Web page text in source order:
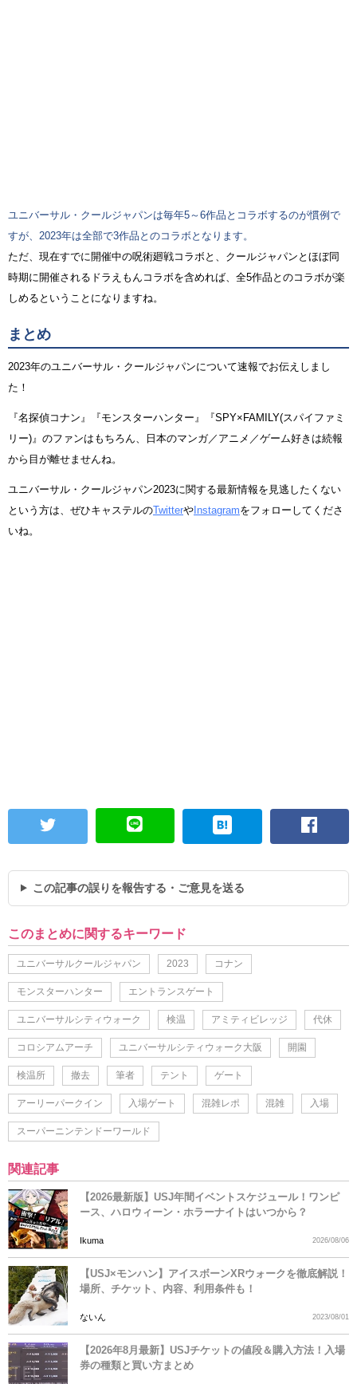
ユニバーサル・クールジャパンは毎年5～6作品とコラボするのが慣例で
すが、2023年は全部で3作品とのコラボとなります。
ただ、現在すでに開催中の呪術廻戦コラボと、クールジャパンとほぼ同
時期に開催されるドラえもんコラボを含めれば、全5作品とのコラボが楽
しめるということになりますね。
まとめ
2023年のユニバーサル・クールジャパンについて速報でお伝えしまし
た！
『名探偵コナン』『モンスターハンター』『SPY×FAMILY(スパイファミ
リー)』のファンはもちろん、日本のマンガ／アニメ／ゲーム好きは続報
から目が離せませんね。
ユニバーサル・クールジャパン2023に関する最新情報を見逃したくない
という方は、ぜひキャステルのTwitterやInstagramをフォローしてくださ
いね。
この記事の誤りを報告する・ご意見を送る
このまとめに関するキーワード
ユニバーサルクールジャパン 2023 コナン
モンスターハンター エントランスゲート
ユニバーサルシティウォーク 検温 アミティビレッジ 代休
コロシアムアーチ ユニバーサルシティウォーク大阪 開園
検温所 撤去 筆者 テント ゲート
アーリーパークイン 入場ゲート 混雑レポ 混雑 入場
スーパーニンテンドーワールド
関連記事
【2026最新版】USJ年間イベントスケジュール！ワンピ
ース、ハロウィーン・ホラーナイトはいつから？
Ikuma 2026/08/06
【USJ×モンハン】アイスボーンXRウォークを徹底解説！
場所、チケット、内容、利用条件も！
ないん 2023/08/01
【2026年8月最新】USJチケットの値段＆購入方法！入場
券の種類と買い方まとめ